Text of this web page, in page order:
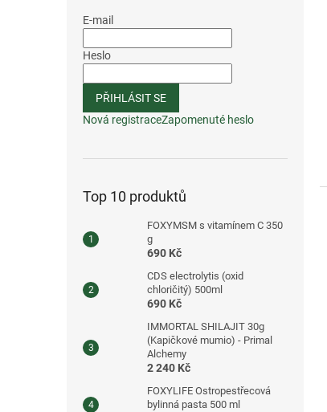
E-mail
Heslo
PŘIHLÁSIT SE
Nová registraceZapomenuté heslo
Top 10 produktů
FOXYMSM s vitamínem C 350
g
690 Kč
CDS electrolytis (oxid
chloričitý) 500ml
690 Kč
IMMORTAL SHILAJIT 30g
(Kapičkové mumio) - Primal
Alchemy
2 240 Kč
FOXYLIFE Ostropestřecová
bylinná pasta 500 ml